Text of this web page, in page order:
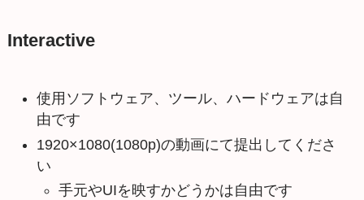
Interactive
使用ソフトウェア、ツール、ハードウェアは自
由です
1920×1080(1080p)の動画にて提出してくださ
い
手元やUIを映すかどうかは自由です